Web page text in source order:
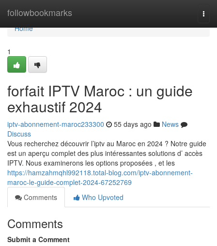
followbookmarks
Home
Home
1
forfait IPTV Maroc : un guide
exhaustif 2024
iptv-abonnement-maroc233300 55 days ago
News
Discuss
Vous recherchez découvrir l’iptv au Maroc en 2024 ? Notre guide
est un aperçu complet des plus intéressantes solutions d’ accès
IPTV. Nous examinerons les options proposées , et les
https://hamzahmqhl992118.total-blog.com/iptv-abonnement-
maroc-le-guide-complet-2024-67252769
Comments
Who Upvoted
Comments
Submit a Comment